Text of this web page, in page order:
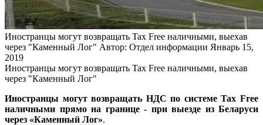
Иностранцы могут возвращать Tax Free наличными, выехав
через "Каменный Лог" Автор: Отдел информации Январь 15,
2019
Иностранцы могут возвращать Tax Free наличными, выехав
через "Каменный Лог"
Иностранцы могут возвращать НДС по системе Tax Free
наличными прямо на границе - при выезде из Беларуси
через «Каменный Лог».